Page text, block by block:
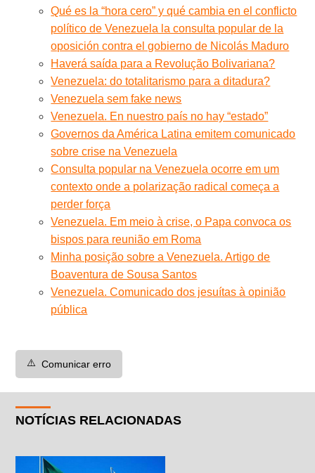
Qué es la “hora cero” y qué cambia en el conflicto
político de Venezuela la consulta popular de la
oposición contra el gobierno de Nicolás Maduro
Haverá saída para a Revolução Bolivariana?
Venezuela: do totalitarismo para a ditadura?
Venezuela sem fake news
Venezuela. En nuestro país no hay “estado”
Governos da América Latina emitem comunicado
sobre crise na Venezuela
Consulta popular na Venezuela ocorre em um
contexto onde a polarização radical começa a
perder força
Venezuela. Em meio à crise, o Papa convoca os
bispos para reunião em Roma
Minha posição sobre a Venezuela. Artigo de
Boaventura de Sousa Santos
Venezuela. Comunicado dos jesuítas à opinião
pública
⚠️ Comunicar erro
NOTÍCIAS RELACIONADAS